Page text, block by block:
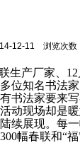
12-11 浏览次数
产厂家、
位知名书法
书法家要来
动现场却是
续展现。每
幅春联和“福